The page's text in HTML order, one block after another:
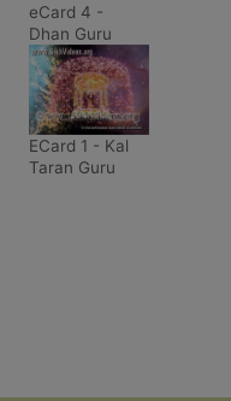
eCard 4 -
Dhan Guru
Nanak, Dhan
Dhan Guru
Nanak, Tuhi
Nirankar, Ek
Tuhi Nirankar
ECard 1 - Kal
Taran Guru